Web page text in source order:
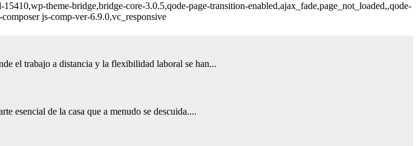
theme-bridge,bridge-core-3.0.5,qode-page-transition-enabled,ajax_fade,page_not_loaded,,qode-
js-comp-ver-6.9.0,vc_responsive
el trabajo a distancia y la flexibilidad laboral se han...
esencial de la casa que a menudo se descuida....